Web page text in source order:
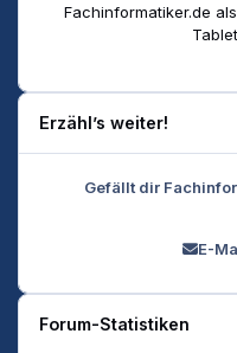
Fachinformatiker.de
Erzähl’s weiter!
Gefällt dir
E-
Forum-Statistiken